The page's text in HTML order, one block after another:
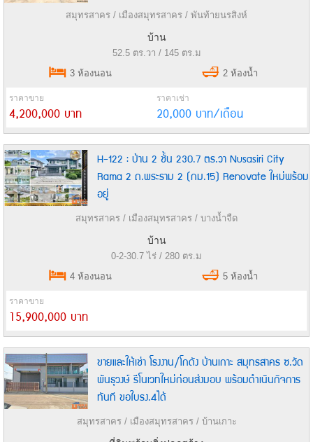
สมุทรสาคร / เมืองสมุทรสาคร / พันท้ายนรสิงห์
บ้าน
52.5 ตร.วา / 145 ตร.ม
3 ห้องนอน
2 ห้องน้ำ
ราคาขาย
4,200,000 บาท
ราคาเช่า
20,000 บาท/เดือน
H-122 : บ้าน 2 ชั้น 230.7 ตร.วา Nusasiri City
Rama 2 ถ.พระราม 2 (กม.15) Renovate ใหม่พร้อม
อยู่
สมุทรสาคร / เมืองสมุทรสาคร / บางน้ำจืด
บ้าน
0-2-30.7 ไร่ / 280 ตร.ม
4 ห้องนอน
5 ห้องน้ำ
ราคาขาย
15,900,000 บาท
ขายและให้เช่า โรงงาน/โกดัง บ้านเกาะ สมุทรสาคร ซ.วัด
พันธุวงษ์ รีโนเวทใหม่ก่อนส่งมอบ พร้อมดำเนินกิจการ
ทันที ขอใบรง.4ได้
สมุทรสาคร / เมืองสมุทรสาคร / บ้านเกาะ